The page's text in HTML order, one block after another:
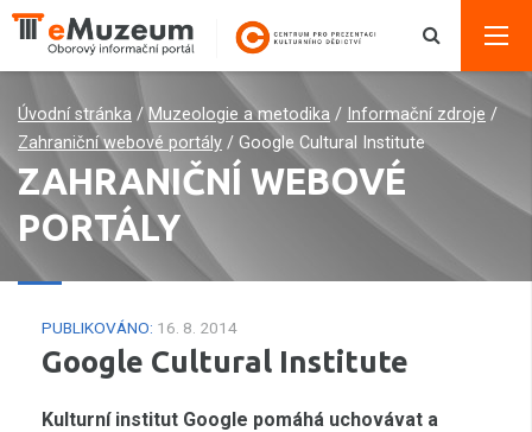
Úvodní stránka / Muzeologie a metodika / Informační zdroje /
Zahraniční webové portály / Google Cultural Institute
ZAHRANIČNÍ WEBOVÉ
PORTÁLY
PUBLIKOVÁNO: 16. 8. 2014
Google Cultural Institute
Kulturní institut Google pomáhá uchovávat a